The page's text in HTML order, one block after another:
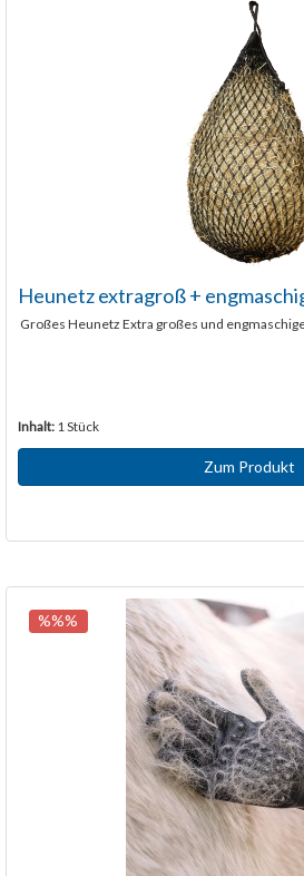
Heunetz extragroß +
Großes Heunetz Extra großes und
Inhalt: 1 Stück
Zum Produkt
%%%